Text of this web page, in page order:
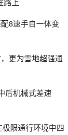
8速手自一体变
更为雪地超强通
后机械式差速
限通行环境中四